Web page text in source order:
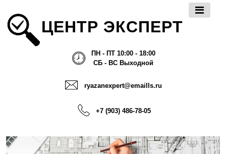
ЦЕНТР ЭКСПЕРТ
ПН - ПТ 10:00 - 18:00
СБ - ВС Выходной
ryazanexpert@emaills.ru
+7 (903) 486-78-05